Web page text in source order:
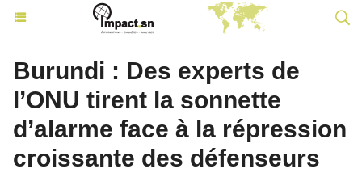
Burundi : Des experts de
l’ONU tirent la sonnette
d’alarme face à la répression
croissante des défenseurs